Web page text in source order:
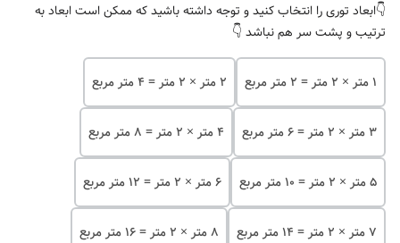
👇ابعاد توری را انتخاب کنید و توجه داشته باشید که ممکن است ابعاد به
ترتیب و پشت سر هم نباشد 👇
۱ متر × ۲ متر = ۲ متر مربع ۲ متر × ۲ متر = ۴ متر مربع
۳ متر × ۲ متر = ۶ متر مربع ۴ متر × ۲ متر = ۸ متر مربع
۵ متر × ۲ متر = ۱۰ متر مربع ۶ متر × ۲ متر = ۱۲ متر مربع
۷ متر × ۲ متر = ۱۴ متر مربع ۸ متر × ۲ متر = ۱۶ متر مربع